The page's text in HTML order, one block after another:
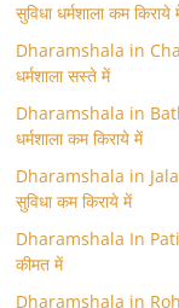
सुविधा धर्मशाला कम किराये
Dharamshala in
धर्मशाला सस्ते में
Dharamshala in
धर्मशाला कम किराये में
Dharamshala in
सुविधा कम किराये में
Dharamshala In
कीमत में
Dharamshala in